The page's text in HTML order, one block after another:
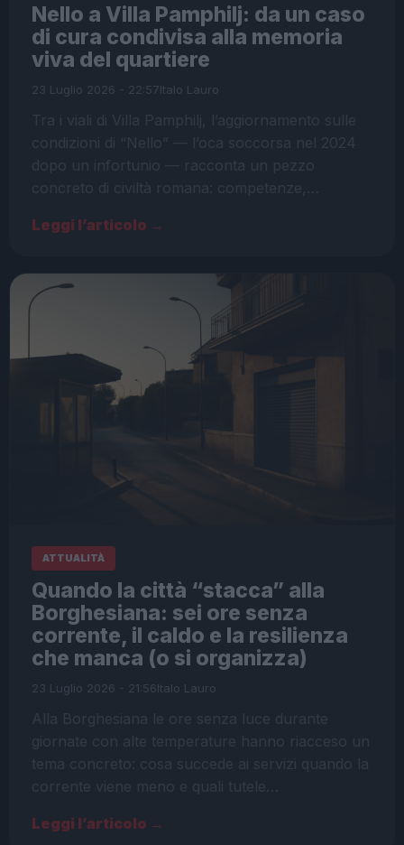
Nello a Villa Pamphilj: da un caso
di cura condivisa alla memoria
viva del quartiere
23 Luglio 2026 - 22:57Italo Lauro
Tra i viali di Villa Pamphilj, l’aggiornamento sulle
condizioni di “Nello” — l’oca soccorsa nel 2024
dopo un infortunio — racconta un pezzo
concreto di civiltà romana: competenze,…
Leggi l’articolo →
ATTUALITÀ
Quando la città “stacca” alla
Borghesiana: sei ore senza
corrente, il caldo e la resilienza
che manca (o si organizza)
23 Luglio 2026 - 21:56Italo Lauro
Alla Borghesiana le ore senza luce durante
giornate con alte temperature hanno riacceso un
tema concreto: cosa succede ai servizi quando la
corrente viene meno e quali tutele…
Leggi l’articolo →